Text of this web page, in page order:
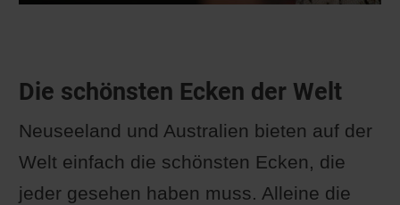
Die schönsten Ecken der Welt
Neuseeland und Australien bieten auf der
Welt einfach die schönsten Ecken, die
jeder gesehen haben muss. Alleine die